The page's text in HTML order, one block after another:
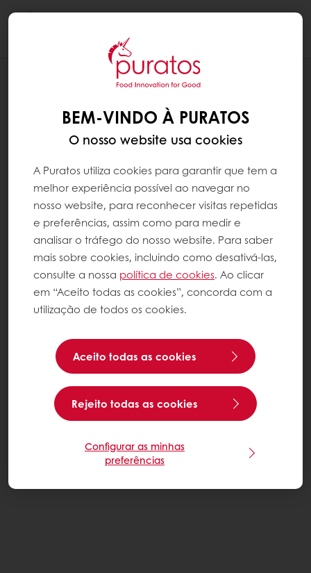
OVOS DE CHOCOLATE COLORIDOS
BEM-VINDO À PURATOS
O nosso website usa cookies
A Puratos utiliza cookies para garantir que tem a
melhor experiência possível ao navegar no
nosso website, para reconhecer visitas repetidas
e preferências, assim como para medir e
analisar o tráfego do nosso website. Para saber
mais sobre cookies, incluindo como desativá-las,
consulte a nossa política de cookies. Ao clicar
em “Aceito todas as cookies”, concorda com a
utilização de todos os cookies.
Aceito todas as cookies
Rejeito todas as cookies
Configurar as minhas
preferências